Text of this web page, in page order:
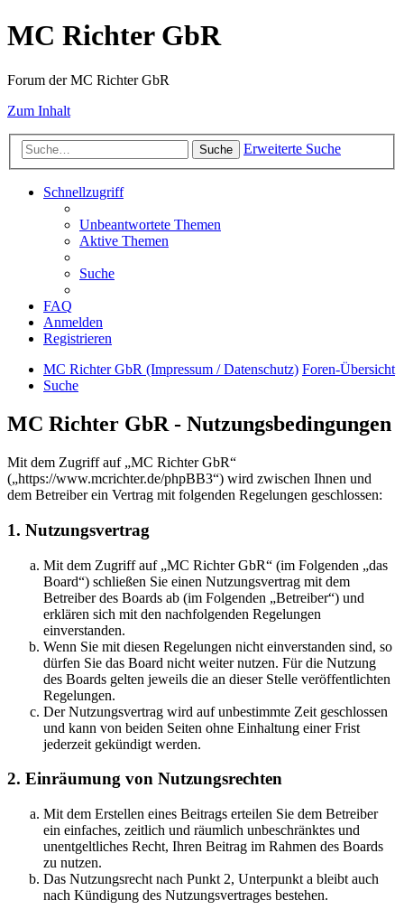
MC Richter GbR
Forum der MC Richter GbR
Zum Inhalt
Suche Erweiterte Suche
Schnellzugriff
Unbeantwortete Themen
Aktive Themen
Suche
FAQ
Anmelden
Registrieren
MC Richter GbR (Impressum / Datenschutz) Foren-Übersicht
Suche
MC Richter GbR - Nutzungsbedingungen
Mit dem Zugriff auf „MC Richter GbR“
(„https://www.mcrichter.de/phpBB3“) wird zwischen Ihnen und
dem Betreiber ein Vertrag mit folgenden Regelungen geschlossen:
1. Nutzungsvertrag
Mit dem Zugriff auf „MC Richter GbR“ (im Folgenden „das
Board“) schließen Sie einen Nutzungsvertrag mit dem
Betreiber des Boards ab (im Folgenden „Betreiber“) und
erklären sich mit den nachfolgenden Regelungen
einverstanden.
Wenn Sie mit diesen Regelungen nicht einverstanden sind, so
dürfen Sie das Board nicht weiter nutzen. Für die Nutzung
des Boards gelten jeweils die an dieser Stelle veröffentlichten
Regelungen.
Der Nutzungsvertrag wird auf unbestimmte Zeit geschlossen
und kann von beiden Seiten ohne Einhaltung einer Frist
jederzeit gekündigt werden.
2. Einräumung von Nutzungsrechten
Mit dem Erstellen eines Beitrags erteilen Sie dem Betreiber
ein einfaches, zeitlich und räumlich unbeschränktes und
unentgeltliches Recht, Ihren Beitrag im Rahmen des Boards
zu nutzen.
Das Nutzungsrecht nach Punkt 2, Unterpunkt a bleibt auch
nach Kündigung des Nutzungsvertrages bestehen.